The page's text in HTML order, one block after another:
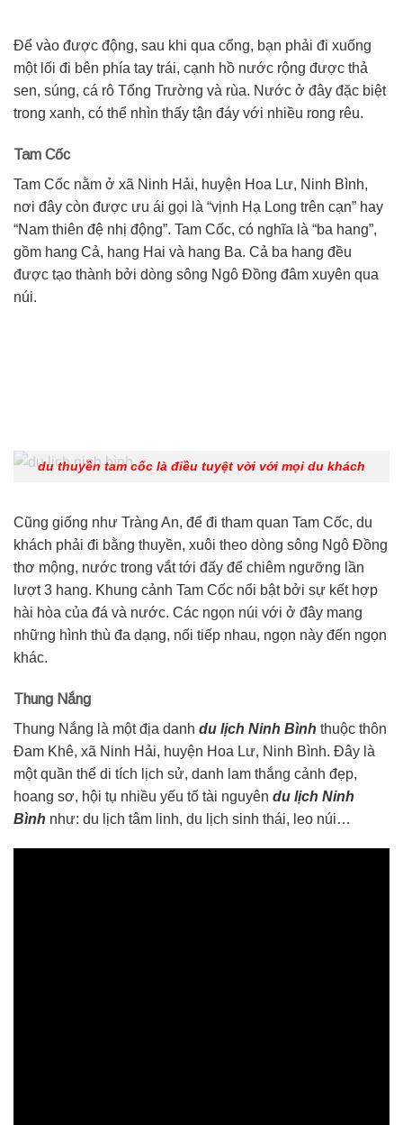
Để vào được động, sau khi qua cổng, bạn phải đi xuống
một lối đi bên phía tay trái, cạnh hồ nước rộng được thả
sen, súng, cá rô Tổng Trường và rùa. Nước ở đây đặc biệt
trong xanh, có thể nhìn thấy tận đáy với nhiều rong rêu.
Tam Cốc
Tam Cốc nằm ở xã Ninh Hải, huyện Hoa Lư, Ninh Bình,
nơi đây còn được ưu ái gọi là “vịnh Hạ Long trên cạn” hay
“Nam thiên đệ nhị động”. Tam Cốc, có nghĩa là “ba hang”,
gồm hang Cả, hang Hai và hang Ba. Cả ba hang đều
được tạo thành bởi dòng sông Ngô Đồng đâm xuyên qua
núi.
du thuyền tam cốc là điều tuyệt vời với mọi du khách
Cũng giống như Tràng An, để đi tham quan Tam Cốc, du
khách phải đi bằng thuyền, xuôi theo dòng sông Ngô Đồng
thơ mộng, nước trong vắt tới đấy để chiêm ngưỡng lần
lượt 3 hang. Khung cảnh Tam Cốc nổi bật bởi sự kết hợp
hài hòa của đá và nước. Các ngọn núi với ở đây mang
những hình thù đa dạng, nối tiếp nhau, ngọn này đến ngọn
khác.
Thung Nắng
Thung Nắng là một địa danh du lịch Ninh Bình thuộc thôn
Đam Khê, xã Ninh Hải, huyện Hoa Lư, Ninh Bình. Đây là
một quần thể di tích lịch sử, danh lam thắng cảnh đẹp,
hoang sơ, hội tụ nhiều yếu tố tài nguyên du lịch Ninh
Bình như: du lịch tâm linh, du lịch sinh thái, leo núi…